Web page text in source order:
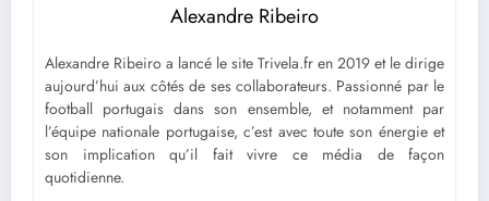
Alexandre Ribeiro
Alexandre Ribeiro a lancé le site Trivela.fr en 2019 et le dirige
aujourd’hui aux côtés de ses collaborateurs. Passionné par le
football portugais dans son ensemble, et notamment par
l’équipe nationale portugaise, c’est avec toute son énergie et
son implication qu’il fait vivre ce média de façon
quotidienne.